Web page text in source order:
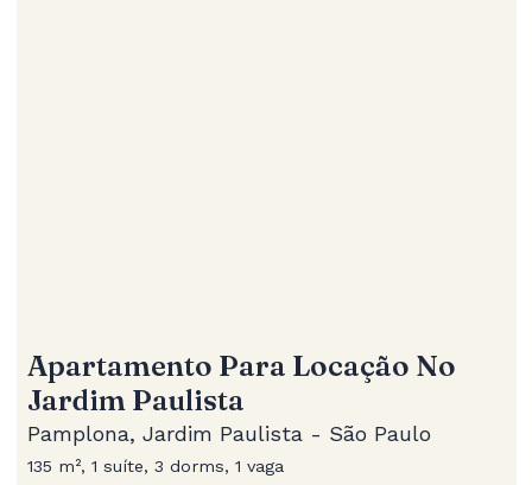
Apartamento Para Locação No
Jardim Paulista
Pamplona, Jardim Paulista - São Paulo
135 m², 1 suíte, 3 dorms, 1 vaga